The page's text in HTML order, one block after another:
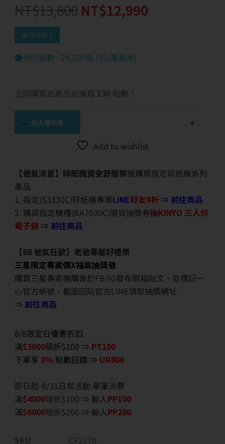
NT$13,800 NT$12,990
庫存只剩 1
●列印張數 : 25,000張 (5%覆蓋率)
立即購買此產品並賺取 130 點數！
加入購物車
Add to wishlist
【爸氣涼夏】碎紙機資安舒壓祭獲購買限定碎紙機系列
產品
1. 指定(S3330C)碎紙機專案LINE好友9折 ⇒ 前往商品
2. 購買指定機種(BA7030C)隨貨抽獎券抽KINYO 三人份
電子鍋 ⇒ 前往商品
【88 爸氣狂歡】老爸專屬好禮祭
三星限定專案價X福氣抽獎爸
購買三星專案機購後於FB/IG發布開箱貼文，並標記一
心官方帳號，截圖回貼官方LINE領取抽獎網址
⇒ 前往商品
8/8限定日優惠折扣
滿$3000現折$100 ⇒ PT100
下單享 8% 點數回饋 ⇒ UR800
即日起-8/31日常活動 單筆消費
滿$4000現折$100 ⇒ 輸入PP100
滿$6000現折$200 ⇒ 輸入PP200
SKU
CF237X